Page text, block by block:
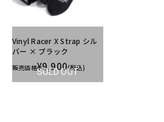
SOLD OUT
Vinyl Racer X Strap シル
バー × ブラック
販売価格¥9,900(税込)